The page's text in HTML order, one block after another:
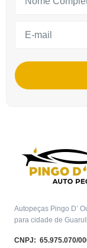
Autopeças Pingo D’
para cidade de
CNPJ: 65.975.070/